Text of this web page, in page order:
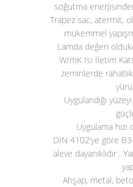
soğutma
Trapez sac, atermit,
mükemmel
Lamda değeri
W/mK Isı İletim
zeminlerde
Uygulandığı
Uygulama
DIN 4102’ye göre
aleve dayanıklıdır .
Ahşap, metal,